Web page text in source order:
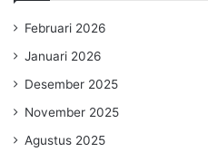
Februari 2026
Januari 2026
Desember 2025
November 2025
Agustus 2025